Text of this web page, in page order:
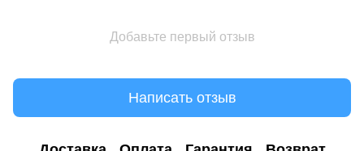
Добавьте первый отзыв
Написать отзыв